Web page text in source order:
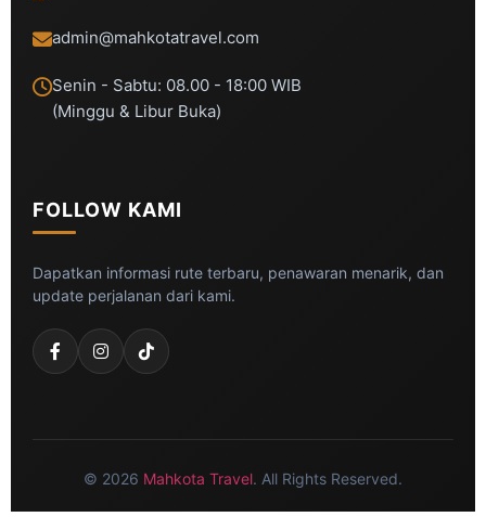
admin@mahkotatravel.com
Senin - Sabtu: 08.00 - 18:00 WIB
(Minggu & Libur Buka)
FOLLOW KAMI
Dapatkan informasi rute terbaru, penawaran menarik, dan
update perjalanan dari kami.
© 2026 Mahkota Travel. All Rights Reserved.